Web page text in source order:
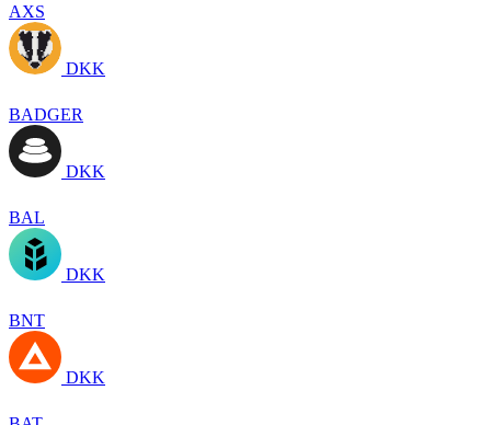
AXS
DKK
BADGER
DKK
BAL
DKK
BNT
DKK